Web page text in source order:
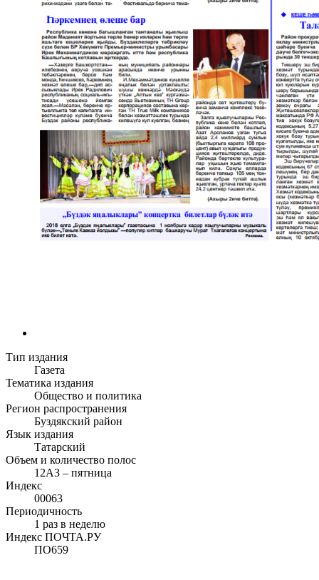
Тип издания
Газета
Тематика издания
Общество и политика
Регион распространения
Буздякский район
Язык издания
Татарский
Объем и количество полос
12А3 – пятница
Индекс
00063
Периодичность
1 раз в неделю
Индекс ПОЧТА.РУ
ПО659